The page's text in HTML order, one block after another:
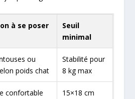
à se poser
Seuil
minimal
ou
poids chat
Stabilité pour
8 kg max
confortable
15×18 cm